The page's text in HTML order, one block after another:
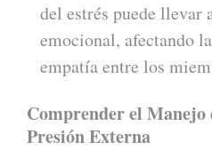
del estrés puede llevar
emocional, afectando
empatía entre los
Comprender el Manejo
Presión Externa